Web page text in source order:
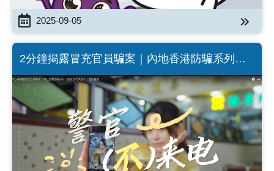
2025-09-05
2分鐘揭露冒充官員騙案｜內地香港防騙系列｜
聲稱你洗黑錢？｜電話騙案 (Chinese Version